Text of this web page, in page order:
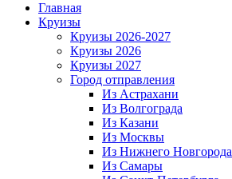
Главная
Круизы
Круизы 2026-2027
Круизы 2026
Круизы 2027
Город отправления
Из Астрахани
Из Волгограда
Из Казани
Из Москвы
Из Нижнего Новгорода
Из Самары